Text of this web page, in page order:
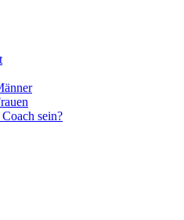
sein?